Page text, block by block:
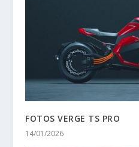
FOTOS VERGE TS PRO
14/01/2026